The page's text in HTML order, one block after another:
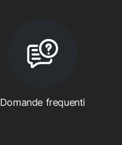
Domande frequenti